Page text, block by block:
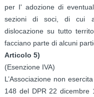
per I' adozione di
sezioni di soci, di cui
dislocazione su tutto
facciano parte di alcuni
Articolo 5)
(Esenzione IVA)
L’Associazione non
148 del DPR 22 dicembre